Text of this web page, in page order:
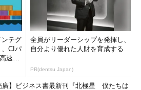
ンテグ
、CIパ
速化
全員がリーダーシップを発揮し、
自分より優れた人財を育成する
PR(dentsu Japan)
廣】ビジネス書最新刊『北極星 僕たちは